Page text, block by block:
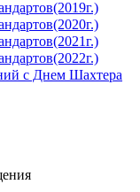
с Днем Шахтера